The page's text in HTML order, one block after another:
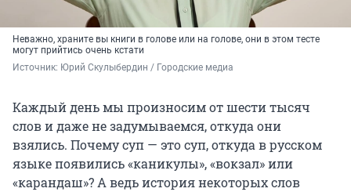
Неважно, храните вы книги в голове или на голове, они в этом тесте
могут прийтись очень кстати
Источник: Юрий Скулыбердин / Городские медиа
Каждый день мы произносим от шести тысяч
слов и даже не задумываемся, откуда они
взялись. Почему суп — это суп, откуда в русском
языке появились «каникулы», «вокзал» или
«карандаш»? А ведь история некоторых слов